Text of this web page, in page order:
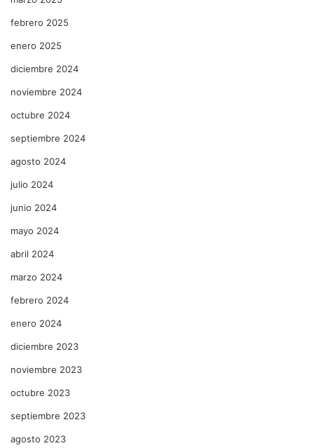
febrero 2025
enero 2025
diciembre 2024
noviembre 2024
octubre 2024
septiembre 2024
agosto 2024
julio 2024
junio 2024
mayo 2024
abril 2024
marzo 2024
febrero 2024
enero 2024
diciembre 2023
noviembre 2023
octubre 2023
septiembre 2023
agosto 2023